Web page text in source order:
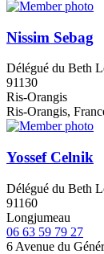
Nissim Sebag
Délégué du Beth
91130
Ris-Orangis
Ris-Orangis,
Yossef Celnik
Délégué du Beth
91160
Longjumeau
06 63 59 79 27
6 Avenue du